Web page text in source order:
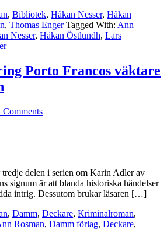
, Bibliotek, Håkan Nesser, Håkan
, Thomas Enger Tagged With: Ann
Nesser, Håkan Östlundh, Lars
Porto Francos väktare
Comments
tredje delen i serien om Karin Adler av
signum är att blanda historiska händelser
intrig. Dessutom brukar läsaren […]
, Damm, Deckare, Kriminalroman,
Rosman, Damm förlag, Deckare,